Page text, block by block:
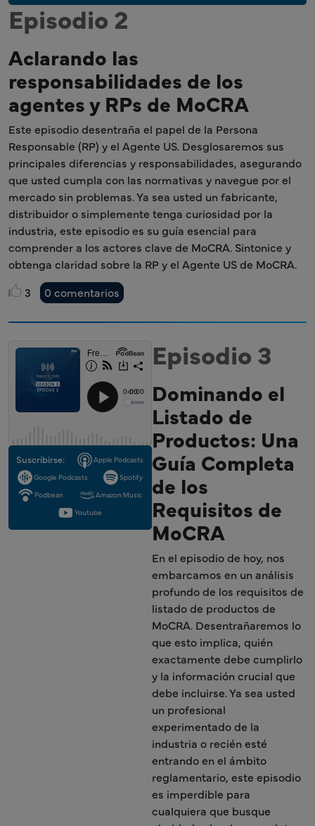
Episodio 2
Aclarando las
responsabilidades de los
agentes y RPs de MoCRA
Este episodio desentraña el papel de la Persona
Responsable (RP) y el Agente US. Desglosaremos sus
principales diferencias y responsabilidades, asegurando
que usted cumpla con las normativas y navegue por el
mercado sin problemas. Ya sea usted un fabricante,
distribuidor o simplemente tenga curiosidad por la
industria, este episodio es su guía esencial para
comprender a los actores clave de MoCRA. Sintonice y
obtenga claridad sobre la RP y el Agente US de MoCRA.
3
0 comentarios
Suscribirse:
Apple Podcasts
Google Podcasts
Spotify
Podbean
Amazon Music
Youtube
Episodio 3
Dominando el
Listado de
Productos: Una
Guía Completa
de los
Requisitos de
MoCRA
En el episodio de hoy, nos
embarcamos en un análisis
profundo de los requisitos de
listado de productos de
MoCRA. Desentrañaremos lo
que esto implica, quién
exactamente debe cumplirlo
y la información crucial que
debe incluirse. Ya sea usted
un profesional
experimentado de la
industria o recién esté
entrando en el ámbito
reglamentario, este episodio
es imperdible para
cualquiera que busque